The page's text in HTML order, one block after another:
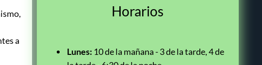
a
Horarios
Lunes: 10 de la mañana - 3 de la tarde, 4 de